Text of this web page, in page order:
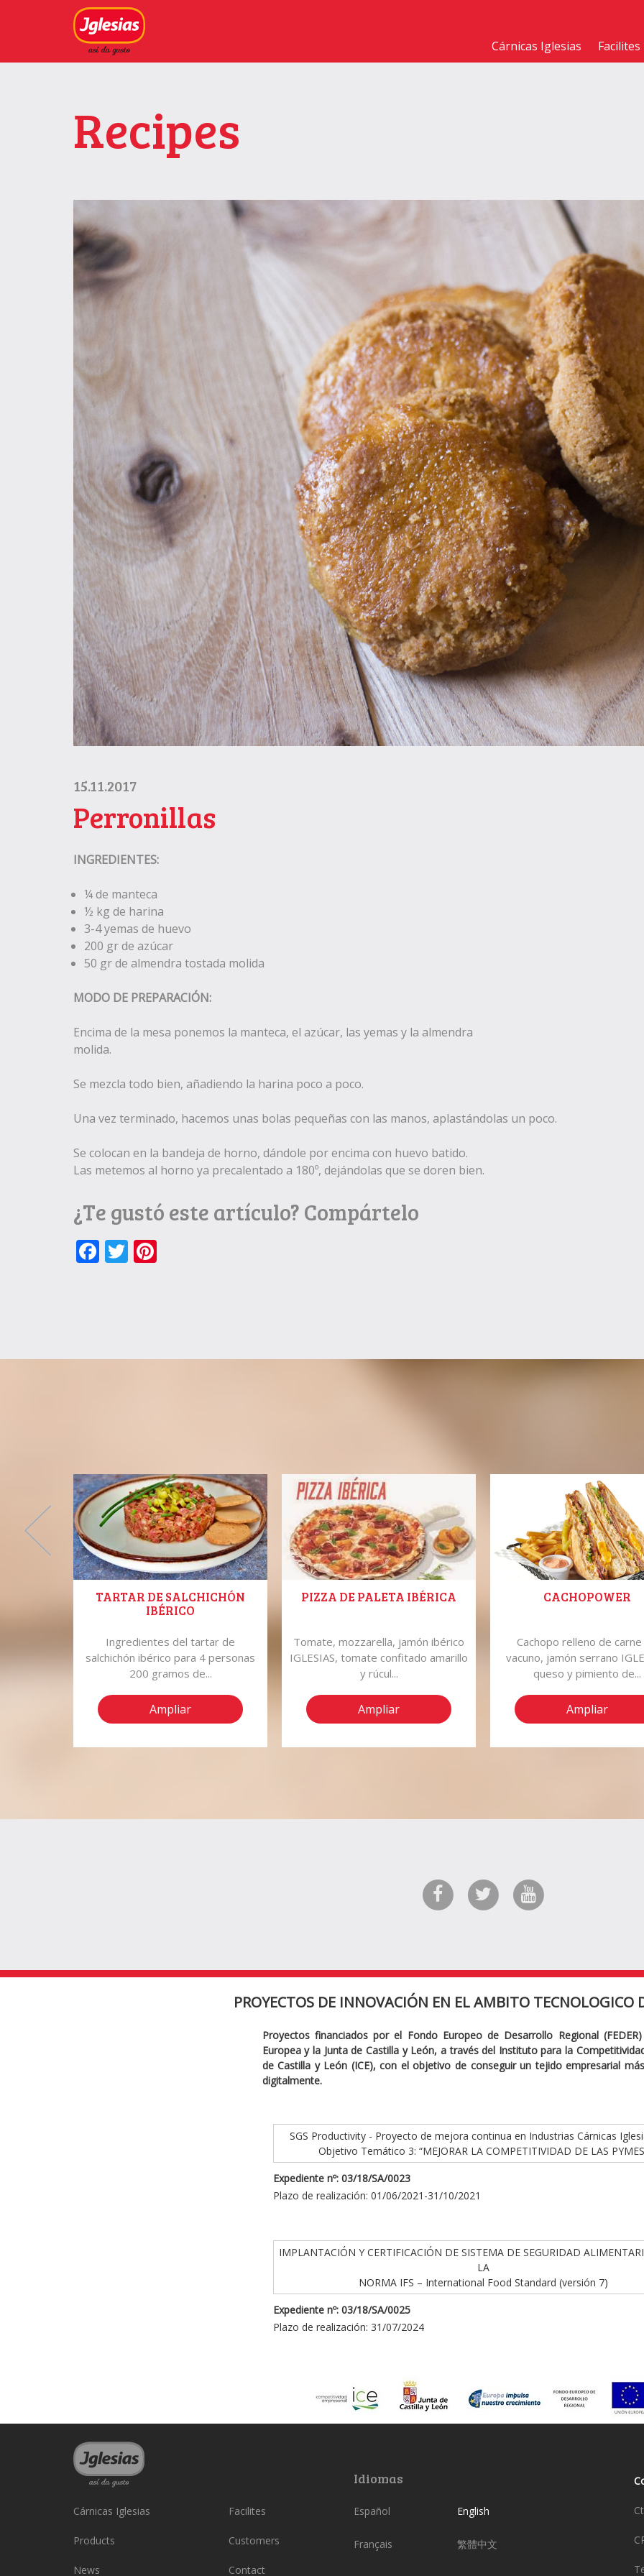
Cárnicas Iglesias Facilites
Recipes
15.11.2017
Perronillas
INGREDIENTES:
¼ de manteca
½ kg de harina
3-4 yemas de huevo
200 gr de azúcar
50 gr de almendra tostada molida
MODO DE PREPARACIÓN:
Encima de la mesa ponemos la manteca, el azúcar, las yemas y la almendra
molida.
Se mezcla todo bien, añadiendo la harina poco a poco.
Una vez terminado, hacemos unas bolas pequeñas con las manos, aplastándolas un poco.
Se colocan en la bandeja de horno, dándole por encima con huevo batido.
Las metemos al horno ya precalentado a 180º, dejándolas que se doren bien.
¿Te gustó este artículo? Compártelo
Facebook
Twitter
TARTAR DE SALCHICHÓN
IBÉRICO
Ingredientes del tartar de
salchichón ibérico para 4 personas
200 gramos de...
Ampliar
PIZZA DE PALETA IBÉRICA
Tomate, mozzarella, jamón ibérico
IGLESIAS, tomate confitado amarillo
y rúcul...
Ampliar
CACHOPOWER
Cachopo relleno de
vacuno, jamón serrano
queso y pimiento de...
Ampliar
PROYECTOS DE INNOVACIÓN EN EL AMBITO TECNOLOGICO
Proyectos financiados por el Fondo Europeo de Desarrollo Regional
Europea y la Junta de Castilla y León, a través del Instituto para la
de Castilla y León (ICE), con el objetivo de conseguir un tejido empresarial
digitalmente.
SGS Productivity - Proyecto de mejora continua en Industrias Cárnicas
Objetivo Temático 3: “MEJORAR LA COMPETITIVIDAD DE LAS
Expediente nº: 03/18/SA/0023
Plazo de realización: 01/06/2021-31/10/2021
IMPLANTACIÓN Y CERTIFICACIÓN DE SISTEMA DE SEGURIDAD
LA
NORMA IFS – International Food Standard (versión 7)
Expediente nº: 03/18/SA/0025
Plazo de realización: 31/07/2024
Cárnicas Iglesias Facilites
Products Customers
News Contact
Idiomas
Español English
Français 繁體中文